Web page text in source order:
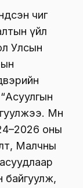
чиг
үйл
Улсын
Мөн
оны
Малчны
байгуулж,